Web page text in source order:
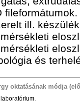
fileformátumok.
ill.
és
oktatásának módja